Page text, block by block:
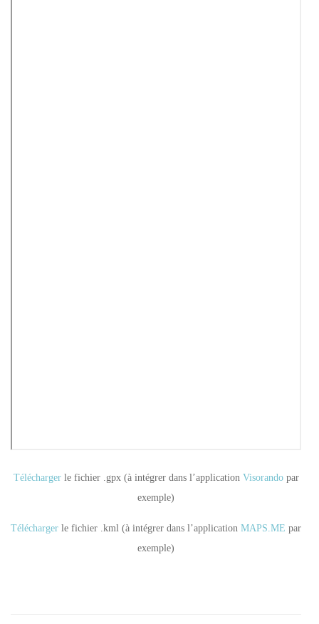
Téléchargerle fichier .gpx (à intégrer dans l’application Visorandopar
exemple)
Télécharger le fichier .kml (à intégrer dans l’application MAPS.ME par
exemple)